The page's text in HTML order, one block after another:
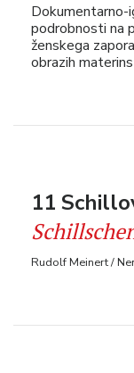
Dokumentarno-
podrobnosti na
ženskega
obrazih
11
Rudolf Meinert /